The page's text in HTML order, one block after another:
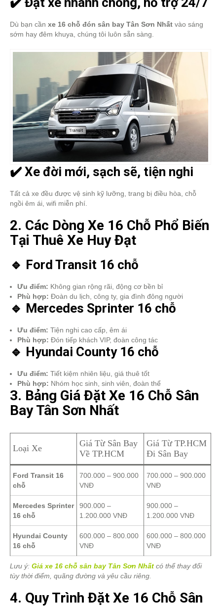
Dù bạn cần xe 16 chỗ đón sân bay Tân Sơn Nhất vào sáng
sớm hay đêm khuya, chúng tôi luôn sẵn sàng.
✔️ Xe đời mới, sạch sẽ, tiện nghi
Tất cả xe đều được vệ sinh kỹ lưỡng, trang bị điều hòa, chỗ
ngồi êm ái, wifi miễn phí.
2. Các Dòng Xe 16 Chỗ Phổ Biến
Tại Thuê Xe Huy Đạt
🔹 Ford Transit 16 chỗ
Ưu điểm: Không gian rộng rãi, động cơ bền bỉ
Phù hợp: Đoàn du lịch, công ty, gia đình đông người
🔹 Mercedes Sprinter 16 chỗ
Ưu điểm: Tiện nghi cao cấp, êm ái
Phù hợp: Đón tiếp khách VIP, đoàn công tác
🔹 Hyundai County 16 chỗ
Ưu điểm: Tiết kiệm nhiên liệu, giá thuê tốt
Phù hợp: Nhóm học sinh, sinh viên, đoàn thể
3. Bảng Giá Đặt Xe 16 Chỗ Sân
Bay Tân Sơn Nhất
Loại Xe
Giá Từ Sân Bay
Về TP.HCM
Giá Từ TP.HCM
Đi Sân Bay
Ford Transit 16
chỗ
700.000 – 900.000
VNĐ
700.000 – 900.000
VNĐ
Mercedes Sprinter
16 chỗ
900.000 –
1.200.000 VNĐ
900.000 –
1.200.000 VNĐ
Hyundai County
16 chỗ
600.000 – 800.000
VNĐ
600.000 – 800.000
VNĐ
Lưu ý: Giá xe 16 chỗ sân bay Tân Sơn Nhất có thể thay đổi
tùy thời điểm, quãng đường và yêu cầu riêng.
4. Quy Trình Đặt Xe 16 Chỗ Sân